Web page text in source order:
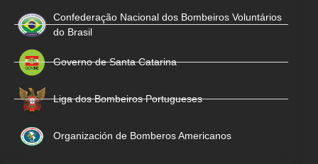
Confederação Nacional dos Bombeiros Voluntários
do Brasil
Governo de Santa Catarina
Liga dos Bombeiros Portugueses
Organización de Bomberos Americanos